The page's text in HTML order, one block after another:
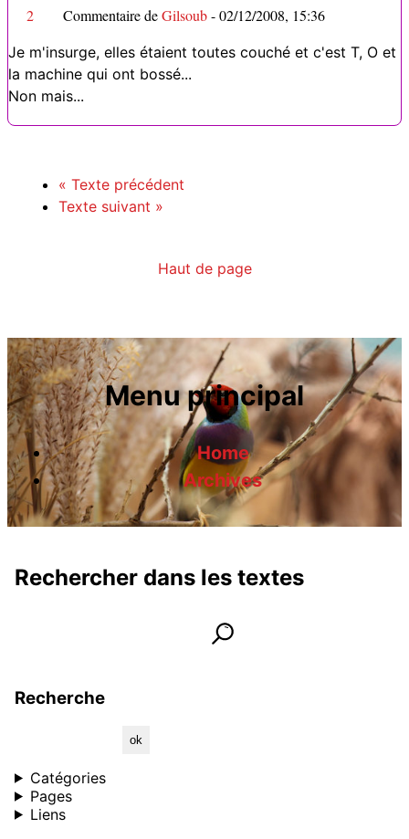
2 Commentaire deGilsoub-02/12/2008, 15:36
Je m'insurge, elles étaient toutes couché et c'est T, O et
la machine qui ont bossé...
Non mais...
« Texte précédent
Texte suivant »
Haut de page
Menu principal
Home
Archives
Rechercher dans les textes
Recherche
Catégories
Pages
Liens